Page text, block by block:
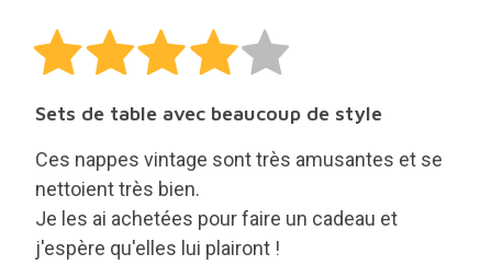
Sets de table avec beaucoup de style
Ces nappes vintage sont très amusantes et se
nettoient très bien.
Je les ai achetées pour faire un cadeau et
j'espère qu'elles lui plairont !